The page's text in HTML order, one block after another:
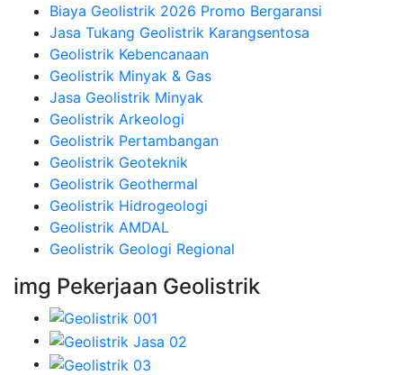
Biaya Geolistrik 2026 Promo Bergaransi
Jasa Tukang Geolistrik Karangsentosa
Geolistrik Kebencanaan
Geolistrik Minyak & Gas
Jasa Geolistrik Minyak
Geolistrik Arkeologi
Geolistrik Pertambangan
Geolistrik Geoteknik
Geolistrik Geothermal
Geolistrik Hidrogeologi
Geolistrik AMDAL
Geolistrik Geologi Regional
img Pekerjaan Geolistrik